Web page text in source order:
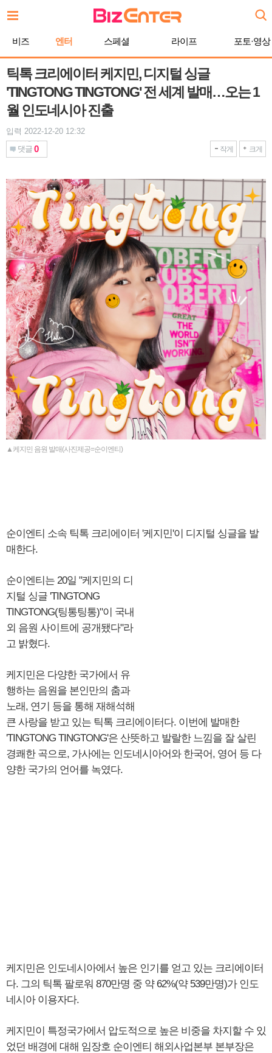
문
기
비즈 엔터 스페셜 라이프 포토·영상
틱톡 크리에이터 케지민, 디지털 싱글
'TINGTONG TINGTONG' 전 세계 발매…오는 1
월 인도네시아 진출
입력 2022-12-20 12:32
댓글 0 작게 크게
▲케지민 음원 발매(사진제공=순이엔티)
순이엔티 소속 틱톡 크리에이터 '케지민'이 디지털 싱글을 발
매한다.
순이엔티는 20일 "케지민의 디
지털 싱글 'TINGTONG
TINGTONG(팅통팅통)"이 국내
외 음원 사이트에 공개됐다"라
고 밝혔다.
케지민은 다양한 국가에서 유
행하는 음원을 본인만의 춤과
노래, 연기 등을 통해 재해석해
큰 사랑을 받고 있는 틱톡 크리에이터다. 이번에 발매한
'TINGTONG TINGTONG'은 산뜻하고 발랄한 느낌을 잘 살린
경쾌한 곡으로, 가사에는 인도네시아어와 한국어, 영어 등 다
양한 국가의 언어를 녹였다.
케지민은 인도네시아에서 높은 인기를 얻고 있는 크리에이터
다. 그의 틱톡 팔로워 870만명 중 약 62%(약 539만명)가 인도
네시아 이용자다.
케지민이 특정국가에서 압도적으로 높은 비중을 차지할 수 있
었던 배경에 대해 임장호 순이엔티 해외사업본부 본부장은